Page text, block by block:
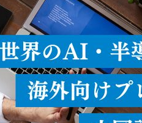
距離まで届く
[…]